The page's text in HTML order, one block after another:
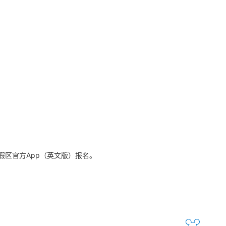
官方App（英文版）报名。